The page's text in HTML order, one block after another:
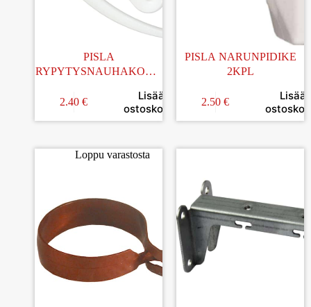
PISLA
RYPYTYSNAUHAKOUK
2.40 €
Lisää
ostoskoriin
PISLA NARUNPIDIKE
2KPL
2.50 €
Lisää
Loppu varastosta